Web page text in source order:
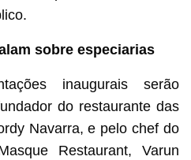
sobre especiarias
inaugurais serão
do restaurante das
Navarra, e pelo chef do
Restaurant, Varun